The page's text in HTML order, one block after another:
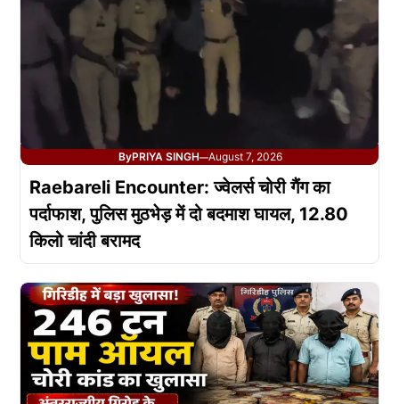
ByPRIYA SINGH—August 7, 2026
Raebareli Encounter: ज्वेलर्स चोरी गैंग का
पर्दाफाश, पुलिस मुठभेड़ में दो बदमाश घायल, 12.80
किलो चांदी बरामद